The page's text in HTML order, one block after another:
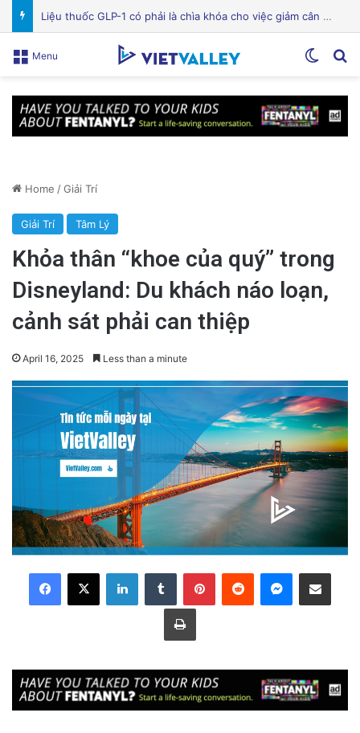
Bệnh viện Silicon Valley: Một trong những cơ sở y tế hàng đầu tại Mỹ
Menu
Home /Giải Trí
Giải Trí Tâm Lý
Khỏa thân “khoe của quý” trong
Disneyland: Du khách náo loạn,
cảnh sát phải can thiệp
April 16, 2025 Less than a minute
LinkedInTumblr PinterestReddit Messenger
Share via Email
Print